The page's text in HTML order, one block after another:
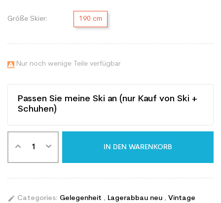
Größe Skier: 190 cm
 Nur noch wenige Teile verfügbar
Passen Sie meine Ski an (nur Kauf von Ski +
Schuhen)
IN DEN WARENKORB
edit Categories: Gelegenheit , Lagerabbau neu , Vintage